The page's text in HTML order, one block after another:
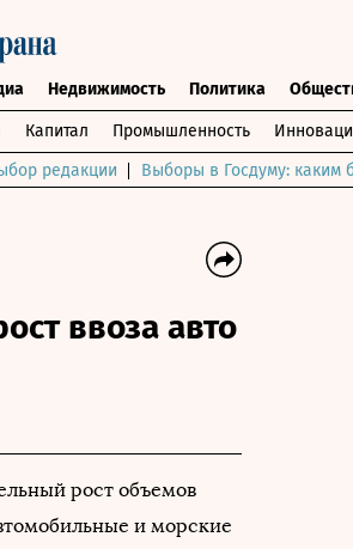
Недвижимость Политика
Капитал Промышленность
редакции Выборы в Госдуму: каким
ввоза авто
рост объемов
и морские